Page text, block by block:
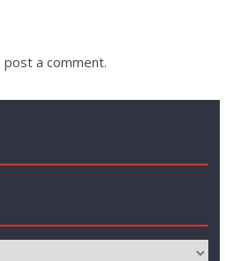
post a comment.